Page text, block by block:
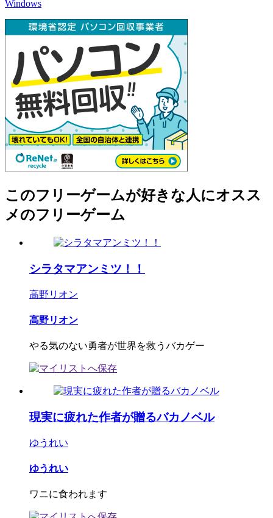
Windows
このフリーゲームが好きな人にオスス
メのフリーゲーム
シラタマアンミツ！！
高野リオン
高野リオン
やる気のない勇者が世界を救うバカゲー
現実に疲れた作者が贈るバカノベル
ゆうれい
ゆうれい
ワニに食われます